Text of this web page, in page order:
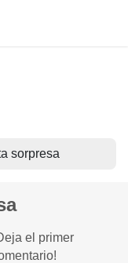
sorpresa
el primer